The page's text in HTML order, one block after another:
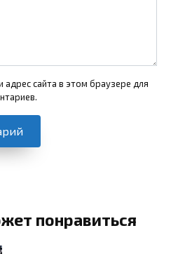
сайта в этом браузере для
понравиться